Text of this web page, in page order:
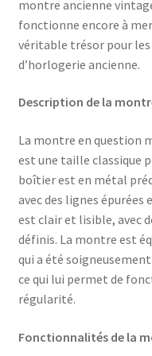
montre ancienne
fonctionne encore à
véritable trésor pour
d’horlogerie ancienne.
Description de la
La montre en question
est une taille classique
boîtier est en métal
avec des lignes épurées
est clair et lisible, avec
définis. La montre est
qui a été
ce qui lui permet de
régularité.
Fonctionnalités de la